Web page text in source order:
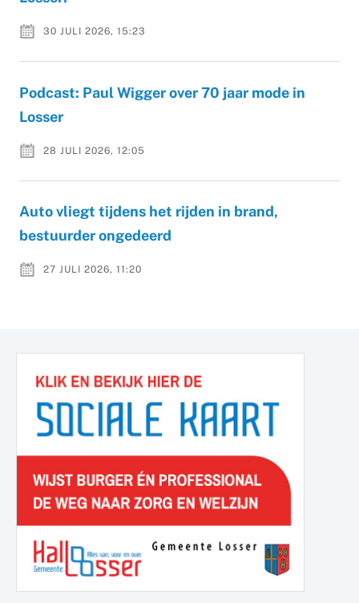
30 JULI 2026, 15:23
Podcast: Paul Wigger over 70 jaar mode in
Losser
28 JULI 2026, 12:05
Auto vliegt tijdens het rijden in brand,
bestuurder ongedeerd
27 JULI 2026, 11:20